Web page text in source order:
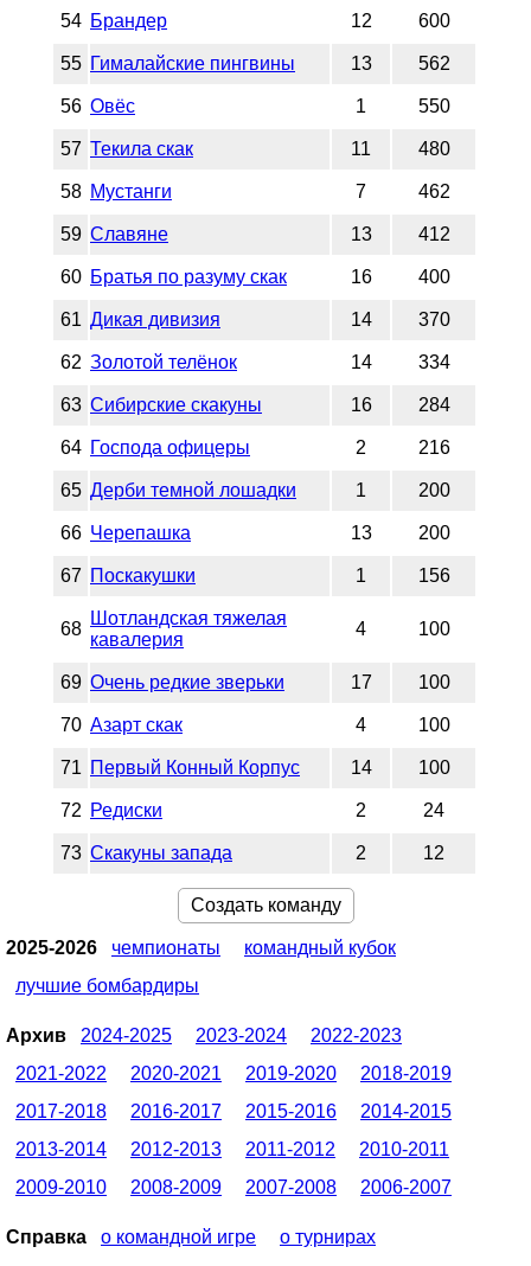
54 Брандер 12 600
55 Гималайские пингвины 13 562
56 Овёс 1 550
57 Текила скак 11 480
58 Мустанги 7 462
59 Славяне 13 412
60 Братья по разуму скак 16 400
61 Дикая дивизия 14 370
62 Золотой телёнок 14 334
63 Сибирские скакуны 16 284
64 Господа офицеры 2 216
65 Дерби темной лошадки 1 200
66 Черепашка 13 200
67 Поскакушки 1 156
68
Шотландская тяжелая
кавалерия
4 100
69 Очень редкие зверьки 17 100
70 Азарт скак 4 100
71 Первый Конный Корпус 14 100
72 Редиски 2 24
73 Скакуны запада 2 12
Создать команду
2025-2026 чемпионаты
командный кубок
лучшие бомбардиры
Архив 2024-2025 2023-2024
2022-2023
2021-2022
2020-2021 2019-2020
2018-2019
2017-2018
2016-2017 2015-2016
2014-2015
2013-2014
2012-2013 2011-2012
2010-2011
2009-2010
2008-2009 2007-2008 2006-2007
Справка о командной игре о турнирах